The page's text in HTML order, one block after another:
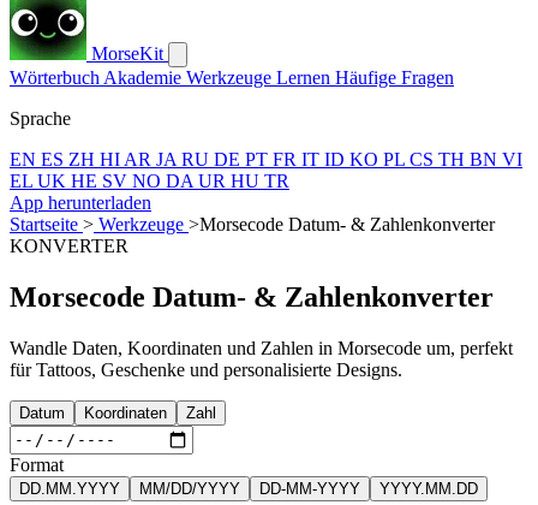
MorseKit
Wörterbuch Akademie Werkzeuge Lernen Häufige Fragen
Sprache
EN ES ZH HI AR JA RU DE PT FR IT ID KO PL CS TH BN VI
EL UK HE SV NO DA UR HU TR
App herunterladen
Startseite > Werkzeuge >Morsecode Datum- & Zahlenkonverter
KONVERTER
Morsecode Datum- & Zahlenkonverter
Wandle Daten, Koordinaten und Zahlen in Morsecode um, perfekt
für Tattoos, Geschenke und personalisierte Designs.
Datum Koordinaten Zahl
Format
DD.MM.YYYY MM/DD/YYYY DD-MM-YYYY YYYY.MM.DD